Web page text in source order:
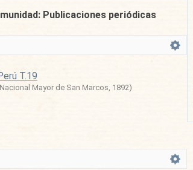
Publicaciones periódicas
T.19
Mayor de San Marcos, 1892)